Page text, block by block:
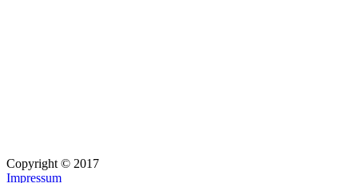
Copyright © 2017
Impressum